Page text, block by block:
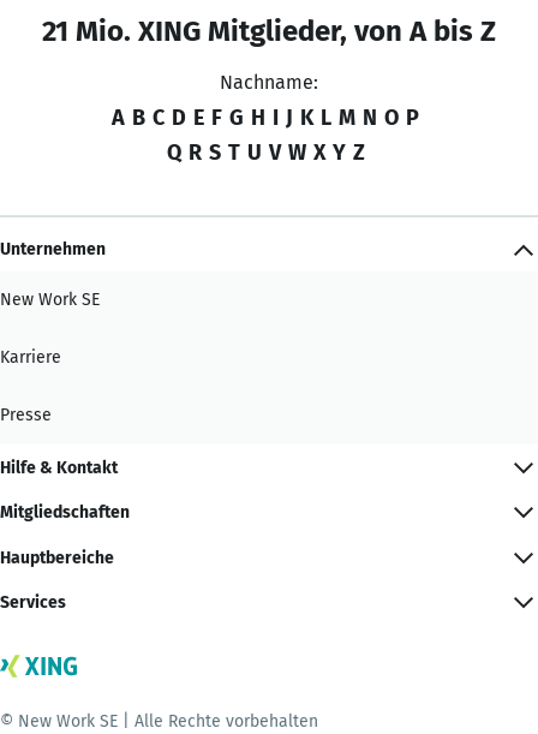
21 Mio. XING Mitglieder, von A bis Z
Nachname:
A B C D E F G H I J K L M N O P
Q R S T U V W X Y Z
Unternehmen
New Work SE
Karriere
Presse
Hilfe & Kontakt
Mitgliedschaften
Hauptbereiche
Services
© New Work SE | Alle Rechte vorbehalten